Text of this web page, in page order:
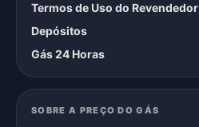
Termos de Uso do Revendedor
Depósitos
Gás 24 Horas
SOBRE A PREÇO DO GÁS